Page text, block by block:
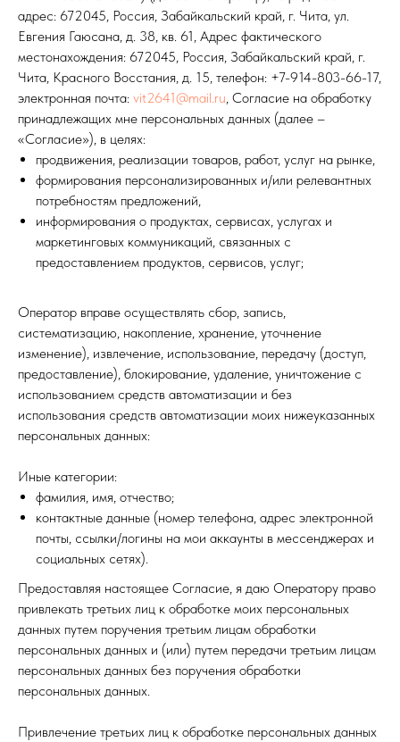
адрес: 672045, Россия, Забайкальский край, г. Чита, ул.
Евгения Гаюсана, д. 38, кв. 61, Адрес фактического
местонахождения: 672045, Россия, Забайкальский край, г.
Чита, Красного Восстания, д. 15, телефон: +7-914-803-66-17,
электронная почта: vit2641@mail.ru, Согласие на обработку
принадлежащих мне персональных данных (далее –
«Согласие»), в целях:
продвижения, реализации товаров, работ, услуг на рынке,
формирования персонализированных и/или релевантных
потребностям предложений,
информирования о продуктах, сервисах, услугах и
маркетинговых коммуникаций, связанных с
предоставлением продуктов, сервисов, услуг;
Оператор вправе осуществлять сбор, запись,
систематизацию, накопление, хранение, уточнение
изменение), извлечение, использование, передачу (доступ,
предоставление), блокирование, удаление, уничтожение с
использованием средств автоматизации и без
использования средств автоматизации моих нижеуказанных
персональных данных:
Иные категории:
фамилия, имя, отчество;
контактные данные (номер телефона, адрес электронной
почты, ссылки/логины на мои аккаунты в мессенджерах и
социальных сетях).
Предоставляя настоящее Согласие, я даю Оператору право
привлекать третьих лиц к обработке моих персональных
данных путем поручения третьим лицам обработки
персональных данных и (или) путем передачи третьим лицам
персональных данных без поручения обработки
персональных данных.
Привлечение третьих лиц к обработке персональных данных